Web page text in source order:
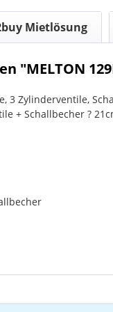
Mietlösung
129L
3 Zylinderventile,
+ Schallbecher ?